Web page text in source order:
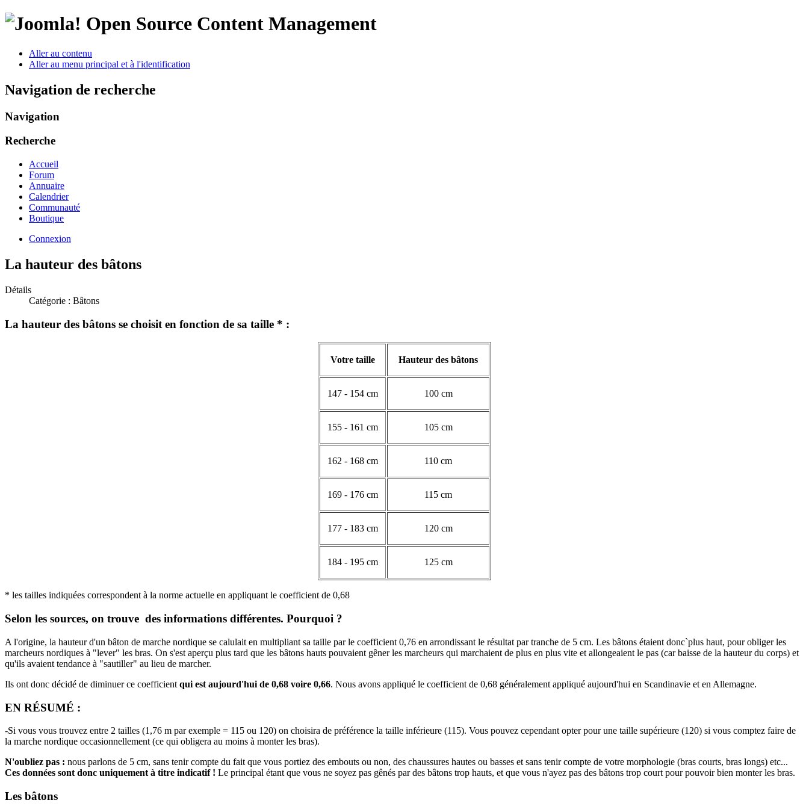
Open Source Content Management
Aller au contenu
Aller au menu principal et à l'identification
Navigation de recherche
Navigation
Recherche
Accueil
Forum
Annuaire
Calendrier
Communauté
Boutique
Connexion
La hauteur des bâtons
Détails
Catégorie : Bâtons
La hauteur des bâtons se choisit en fonction de sa taille * :
Votre taille Hauteur des bâtons
147 - 154 cm 100 cm
155 - 161 cm 105 cm
162 - 168 cm 110 cm
169 - 176 cm 115 cm
177 - 183 cm 120 cm
184 - 195 cm 125 cm
* les tailles indiquées correspondent à la norme actuelle en appliquant le coefficient de 0,68
Selon les sources, on trouve des informations différentes. Pourquoi ?
A l'origine, la hauteur d'un bâton de marche nordique se calulait en multipliant sa taille par le coefficient 0,76 en arrondissant le résultat par tranche de 5 cm. Les bâtons étaient donc`plus haut, pour obliger les
marcheurs nordiques à "lever" les bras. On s'est aperçu plus tard que les bâtons hauts pouvaient gêner les marcheurs qui marchaient de plus en plus vite et allongeaient le pas (car baisse de la hauteur du corps) et
qu'ils avaient tendance à "sautiller" au lieu de marcher.
Ils ont donc décidé de diminuer ce coefficient qui est aujourd'hui de 0,68 voire 0,66. Nous avons appliqué le coefficient de 0,68 généralement appliqué aujourd'hui en Scandinavie et en Allemagne.
EN RÉSUMÉ :
-Si vous vous trouvez entre 2 tailles (1,76 m par exemple = 115 ou 120) on choisira de préférence la taille inférieure (115). Vous pouvez cependant opter pour une taille supérieure (120) si vous comptez faire de
la marche nordique occasionnellement (ce qui obligera au moins à monter les bras).
N'oubliez pas : nous parlons de 5 cm, sans tenir compte du fait que vous portiez des embouts ou non, des chaussures hautes ou basses et sans tenir compte de votre morphologie (bras courts, bras longs) etc...
Ces données sont donc uniquement à titre indicatif ! Le principal étant que vous ne soyez pas gênés par des bâtons trop hauts, et que vous n'ayez pas des bâtons trop court pour pouvoir bien monter les bras.
Les bâtons